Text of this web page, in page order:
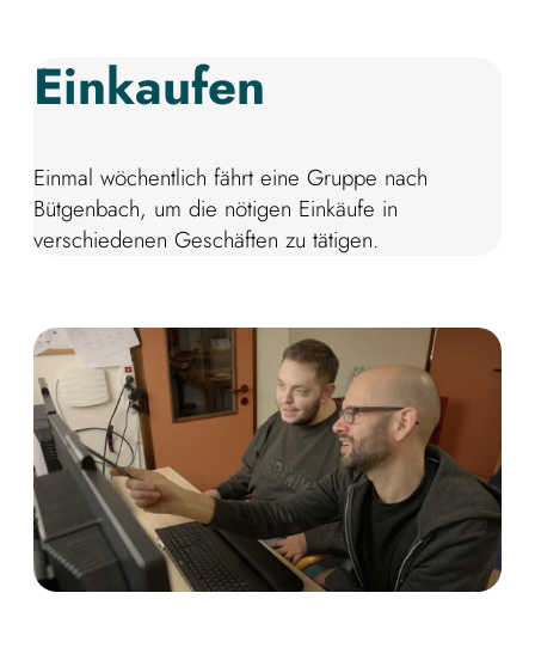
Einkaufen
Einmal wöchentlich fährt eine Gruppe nach
Bütgenbach, um die nötigen Einkäufe in
verschiedenen Geschäften zu tätigen.